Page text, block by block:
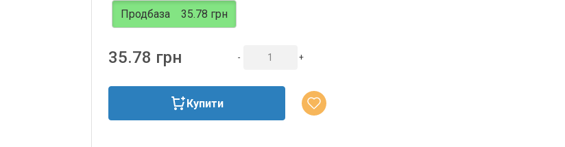
Продбаза 35.78 грн
35.78 грн - +
Купити